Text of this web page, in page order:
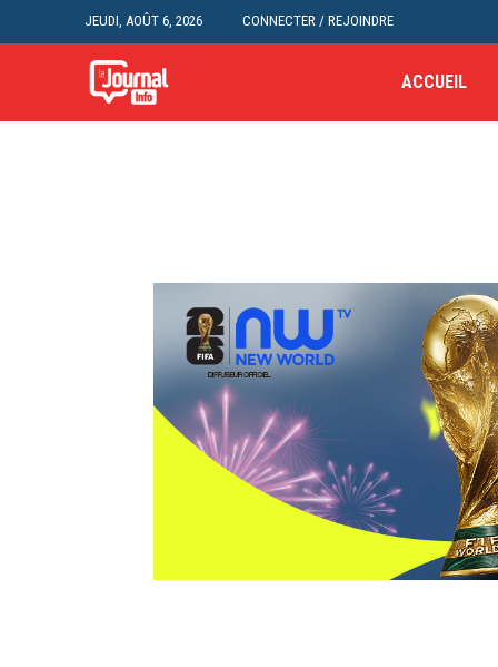
JEUDI, AOÛT 6, 2026 CONNECTER / REJOINDRE
ACCUEIL